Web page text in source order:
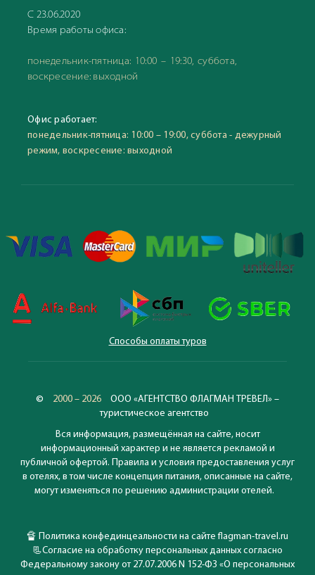
С 23.06.2020
Время работы офиса:
понедельник-пятница: 10:00 – 19:30, суббота,
воскресение: выходной
Офис работает:
понедельник-пятница: 10:00 – 19:00, суббота - дежурный
режим, воскресение: выходной
Способы оплаты туров
© 2000 – 2026
ООО «АГЕНТСТВО ФЛАГМАН ТРЕВЕЛ» –
туристическое агентство
Вся информация, размещённая на сайте, носит
информационный характер и не является рекламой и
публичной офертой. Правила и условия предоставления услуг
в отелях, в том числе концепция питания, описанные на сайте,
могут изменяться по решению администрации отелей.
🔏 Политика конфединцеальности на сайте flagman-travel.ru
📃Согласие на обработку персональных данных согласно
Федеральному закону от 27.07.2006 N 152-ФЗ «О персональных